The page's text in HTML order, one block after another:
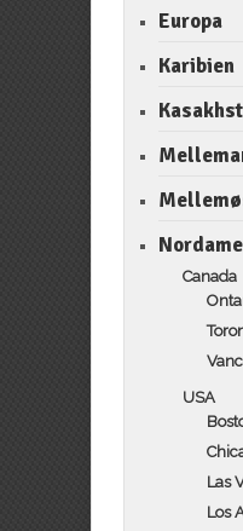
Europa
Karibien
Canada
USA
Las
Los